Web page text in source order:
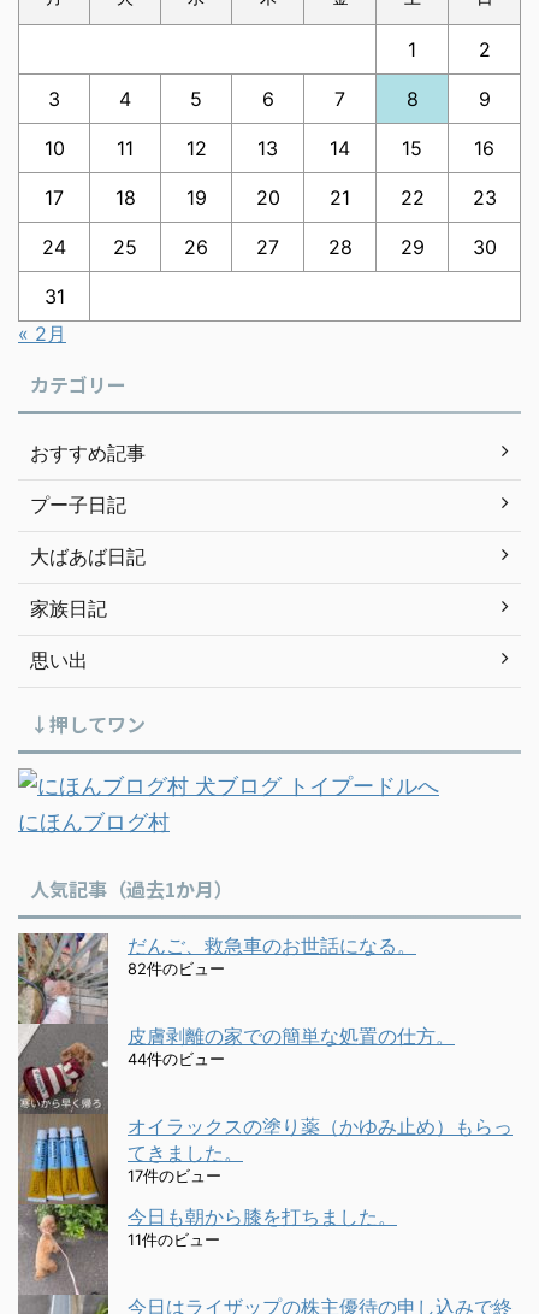
1 2
3 4 5 6 7 8 9
10 11 12 13 14 15 16
17 18 19 20 21 22 23
24 25 26 27 28 29 30
31
« 2月
カテゴリー
おすすめ記事
プー子日記
大ばあば日記
家族日記
思い出
↓押してワン
にほんブログ村
人気記事（過去1か月）
だんご、救急車のお世話になる。
82件のビュー
皮膚剥離の家での簡単な処置の仕方。
44件のビュー
オイラックスの塗り薬（かゆみ止め）もらっ
てきました。
17件のビュー
今日も朝から膝を打ちました。
11件のビュー
今日はライザップの株主優待の申し込みで終